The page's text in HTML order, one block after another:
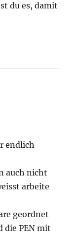
du es, damit
endlich
auch nicht
arbeite
geordnet
die PEN mit